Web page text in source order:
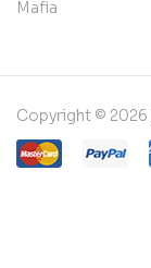
Mafia
Copyright © 2026